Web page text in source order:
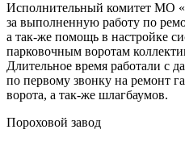
Исполнительный комитет МО
за выполненную работу по
а так-же помощь в настройке
парковочным воротам
Длительное время работали с
по первому звонку на ремонт
ворота, а так-же шлагбаумов.
Пороховой завод